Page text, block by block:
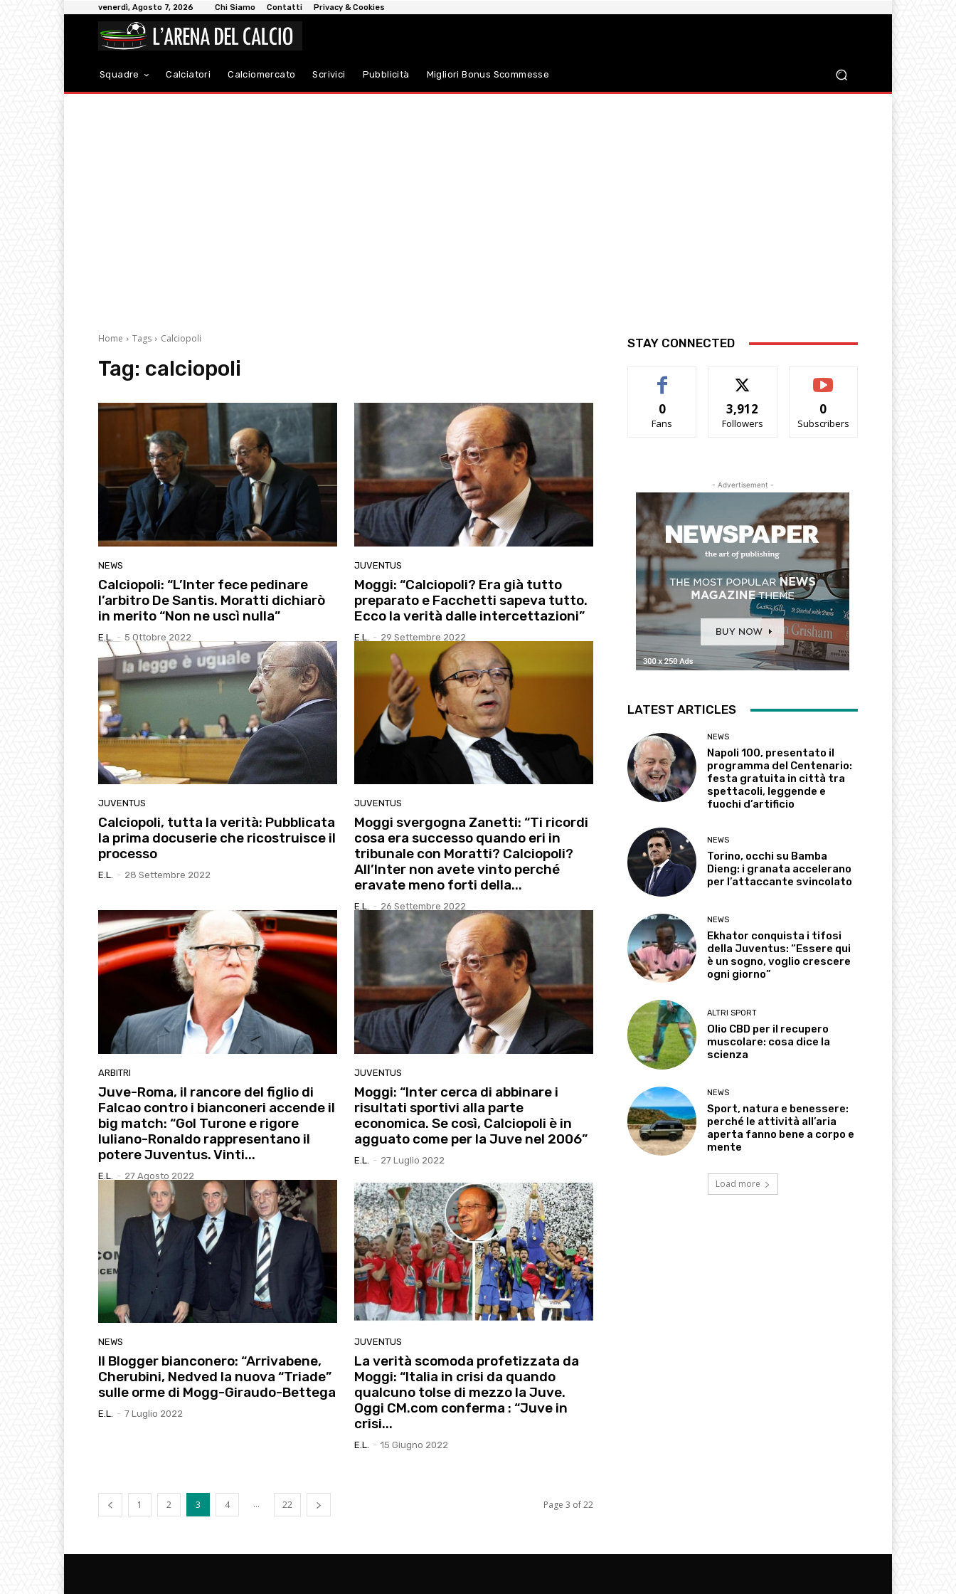
venerdì, Agosto 7, 2026 Chi Siamo Contatti Privacy & Cookies
Squadre Calciatori Calciomercato Scrivici Pubblicità Migliori Bonus Scommesse
Home Tags Calciopoli
Tag: calciopoli
NEWS
Calciopoli: “L’Inter fece pedinare
l’arbitro De Santis. Moratti dichiarò
in merito “Non ne uscì nulla”
E.l. - 5 Ottobre 2022
JUVENTUS
Moggi: “Calciopoli? Era già tutto
preparato e Facchetti sapeva tutto.
Ecco la verità dalle intercettazioni”
E.l. - 29 Settembre 2022
JUVENTUS
Calciopoli, tutta la verità: Pubblicata
la prima docuserie che ricostruisce il
processo
E.l. - 28 Settembre 2022
JUVENTUS
Moggi svergogna Zanetti: “Ti ricordi
cosa era successo quando eri in
tribunale con Moratti? Calciopoli?
All’Inter non avete vinto perché
eravate meno forti della...
E.l. - 26 Settembre 2022
ARBITRI
Juve-Roma, il rancore del figlio di
Falcao contro i bianconeri accende il
big match: “Gol Turone e rigore
Iuliano-Ronaldo rappresentano il
potere Juventus. Vinti...
E.l. - 27 Agosto 2022
JUVENTUS
Moggi: “Inter cerca di abbinare i
risultati sportivi alla parte
economica. Se così, Calciopoli è in
agguato come per la Juve nel 2006”
E.l. - 27 Luglio 2022
NEWS
Il Blogger bianconero: “Arrivabene,
Cherubini, Nedved la nuova “Triade”
sulle orme di Mogg-Giraudo-Bettega
E.l. - 7 Luglio 2022
JUVENTUS
La verità scomoda profetizzata da
Moggi: “Italia in crisi da quando
qualcuno tolse di mezzo la Juve.
Oggi CM.com conferma : “Juve in
crisi...
E.l. - 15 Giugno 2022
1 2 3 4 ... 22 Page 3 of 22
STAY CONNECTED
0
Fans
3,912
Followers
0
Subscribers
- Advertisement -
LATEST ARTICLES
NEWS
Napoli 100, presentato il
programma del Centenario:
festa gratuita in città tra
spettacoli, leggende e
fuochi d’artificio
NEWS
Torino, occhi su Bamba
Dieng: i granata accelerano
per l’attaccante svincolato
NEWS
Ekhator conquista i tifosi
della Juventus: “Essere qui
è un sogno, voglio crescere
ogni giorno”
ALTRI SPORT
Olio CBD per il recupero
muscolare: cosa dice la
scienza
NEWS
Sport, natura e benessere:
perché le attività all’aria
aperta fanno bene a corpo e
mente
Load more